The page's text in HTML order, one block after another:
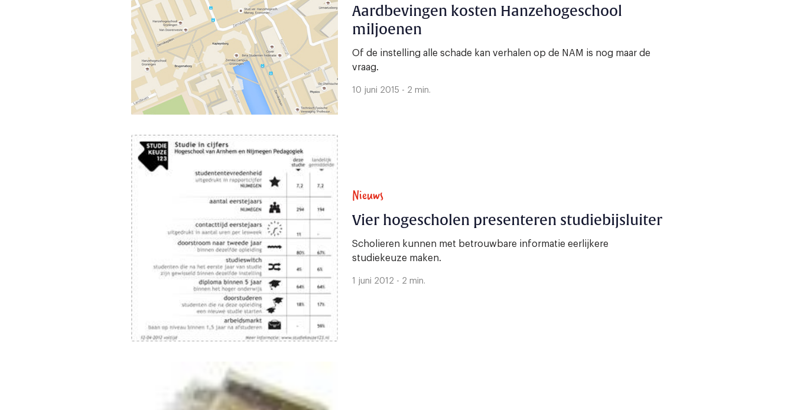
Aardbevingen kosten Hanzehogeschool
miljoenen
Of de instelling alle schade kan verhalen op de NAM is nog maar de
vraag.
10 juni 2015 - 2 min.
Nieuws
Vier hogescholen presenteren studiebijsluiter
Scholieren kunnen met betrouwbare informatie eerlijkere
studiekeuze maken.
1 juni 2012 - 2 min.